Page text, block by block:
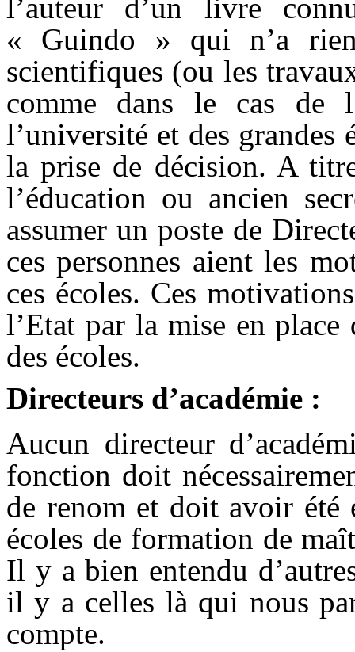
l’auteur d’un livre
« Guindo » qui n’a
scientifiques (ou les
comme dans le cas de
l’université et des grandes
la prise de décision. A
l’éducation ou ancien
assumer un poste de
ces personnes aient les
ces écoles. Ces
l’Etat par la mise en place
des écoles.
Directeurs d’académie :
Aucun directeur
fonction doit
de renom et doit avoir été
écoles de formation de
Il y a bien entendu
il y a celles là qui nous
compte.